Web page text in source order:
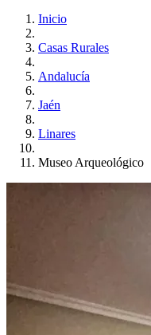
Inicio
Casas Rurales
Andalucía
Jaén
Linares
Museo Arqueológico